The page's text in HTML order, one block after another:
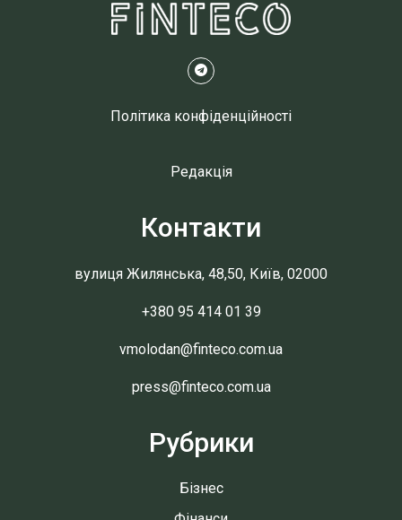
Політика конфіденційності
Редакція
Контакти
вулиця Жилянська, 48,50, Київ, 02000
+380 95 414 01 39
vmolodan@finteco.com.ua
press@finteco.com.ua
Рубрики
Бізнес